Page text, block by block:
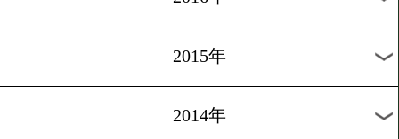
2024年
2023年